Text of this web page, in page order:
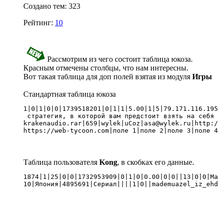
Создано тем: 323
Рейтинг: 10
Рассмотрим из чего состоит таблица юкоза.
Красным отмечены столбцы, что нам интересны.
Вот такая таблица для доп полей взятая из модуля Игры
Стандартная таблица юкоза
стратегия, в которой вам предстоит взять на
https://web-tycoon.com|поле 1|поле 2|поле
Таблица пользователя Kong, в скобках его данные.